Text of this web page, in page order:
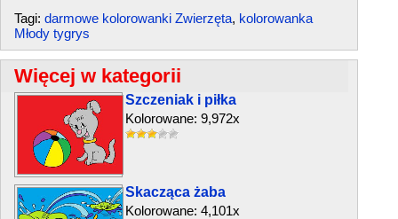
Tagi: darmowe kolorowanki Zwierzęta, kolorowanka
Młody tygrys
Więcej w kategorii
Szczeniak i piłka
Kolorowane: 9,972x
Skacząca żaba
Kolorowane: 4,101x